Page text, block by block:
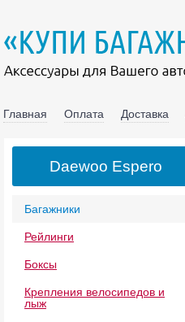
Главная Оплата Доставка
Багажники
Рейлинги
Боксы
Крепления велосипедов и
лыж
Daewoo Espero